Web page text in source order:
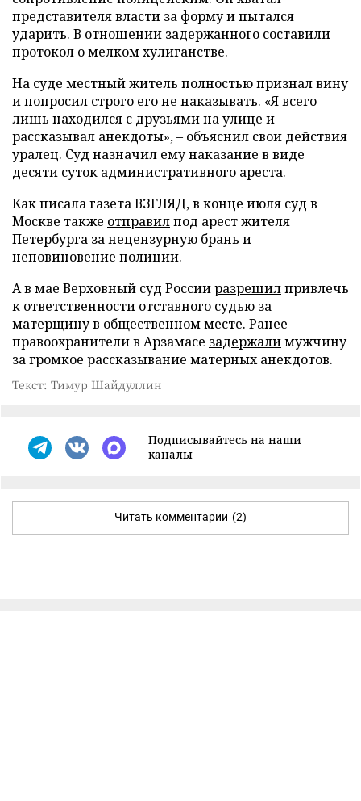
представителя власти за форму и пытался
ударить. В отношении задержанного составили
протокол о мелком хулиганстве.
На суде местный житель полностью признал вину
и попросил строго его не наказывать. «Я всего
лишь находился с друзьями на улице и
рассказывал анекдоты», – объяснил свои действия
уралец. Суд назначил ему наказание в виде
десяти суток административного ареста.
Как писала газета ВЗГЛЯД, в конце июля суд в
Москве также отправилпод арест жителя
Петербурга за нецензурную брань и
неповиновение полиции.
А в мае Верховный суд Россииразрешилпривлечь
к ответственности отставного судью за
матерщину в общественном месте. Ранее
правоохранители в Арзамасе задержалимужчину
за громкое рассказывание матерных анекдотов.
Текст: Тимур Шайдуллин
Подписывайтесь на наши
каналы
Читать комментарии (2)